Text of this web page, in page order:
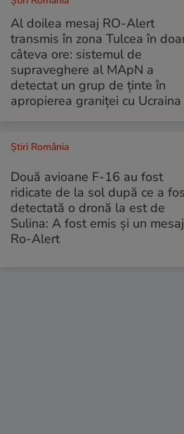
Al doilea mesaj RO-Alert
transmis în zona Tulcea în
câteva ore: sistemul de
supraveghere al MApN a
detectat un grup de ținte în
apropierea graniței cu Ucraina
Știri România
Două avioane F-16 au fost
ridicate de la sol după ce a
detectată o dronă la est de
Sulina: A fost emis și un mesaj
Ro-Alert